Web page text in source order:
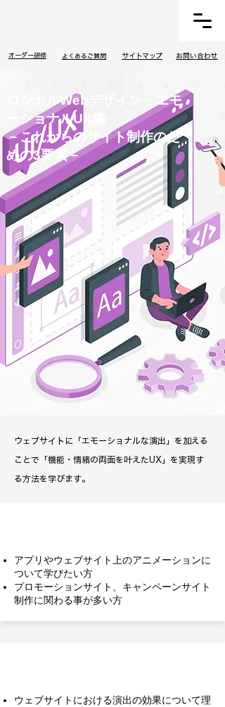
​オーダー研修 ​よくあるご質問 ​サイトマップ お問い合わせ
ロジカルWebデザイン・エモ
ーショナルUX編
－これからのサイト制作のた
めの3要素－
ウェブサイトに「エモーショナルな演出」を加える
ことで「機能・情緒の両面を叶えたUX」を実現す
る方法を学びます。
アプリやウェブサイト上のアニメーションに
ついて学びたい方
プロモーションサイト、キャンペーンサイト
制作に関わる事が多い方
ウェブサイトにおける演出の効果について理